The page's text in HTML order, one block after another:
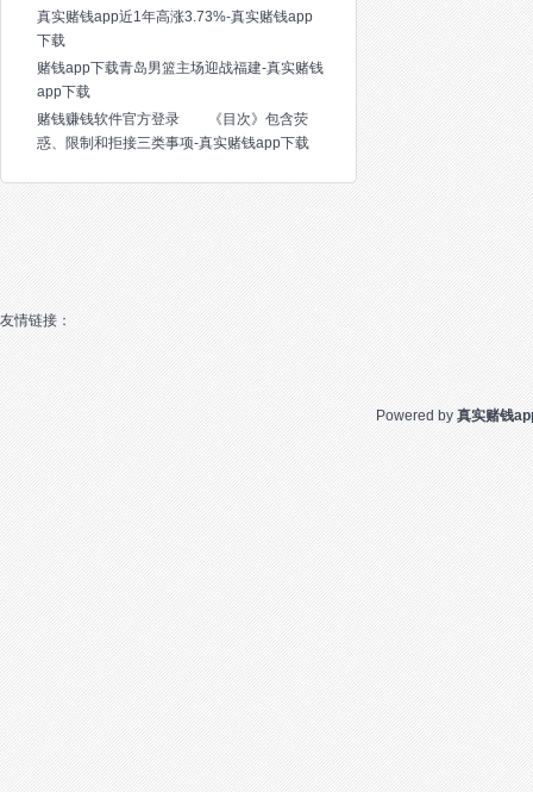
真实赌钱app近1年高涨3.73%-真实赌钱app
下载
赌钱app下载青岛男篮主场迎战福建-真实赌钱
app下载
赌钱赚钱软件官方登录 《目次》包含荧
惑、限制和拒接三类事项-真实赌钱app下载
友情链接：
Powered by 真实赌钱